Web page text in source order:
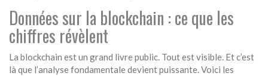
Données sur la blockchain : ce que les
chiffres révèlent
La blockchain est un grand livre public. Tout est visible. Et c’est
là que l’analyse fondamentale devient puissante. Voici les